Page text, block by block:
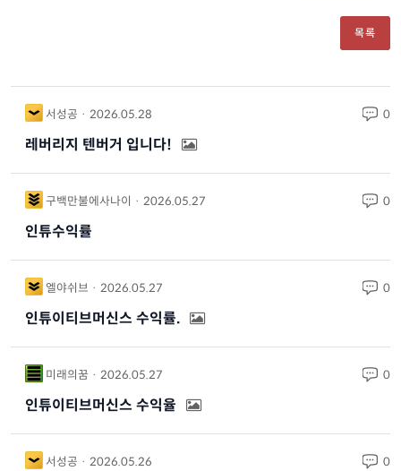
목록
서성공 · 2026.05.28 0
레버리지 텐버거 입니다!
구백만불에사나이 · 2026.05.27 0
인튜수익률
엘야쉬브 · 2026.05.27 0
인튜이티브머신스 수익률.
미래의꿈 · 2026.05.27 0
인튜이티브머신스 수익율
서성공 · 2026.05.26 0